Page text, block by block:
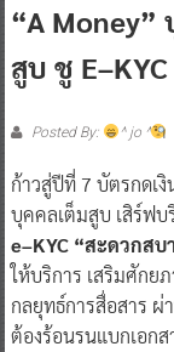
“A Money”
สูบ ชู
Posted By: ^ jo ^
ก้าวสู่ปีที่ 7 บัตรกดเงิ
บุคคลเต็มสูบ เสิร์ฟ
e–KYC “สะดวกส
ให้บริการ เสริมศักย
กลยุทธ์การสื่อสาร
ต้องร้อนรนแบกเอก